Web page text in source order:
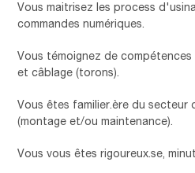
Vous maitrisez les process
commandes numériques.
Vous témoignez de compétences
et câblage (torons).
Vous êtes familier.ère du secteur
(montage et/ou maintenance).
Vous vous êtes rigoureux.se,